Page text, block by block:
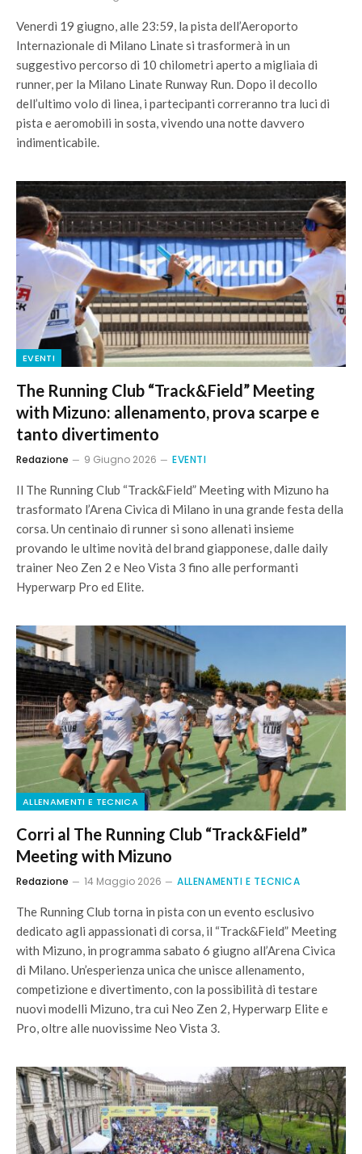
Venerdì 19 giugno, alle 23:59, la pista dell’Aeroporto
Internazionale di Milano Linate si trasformerà in un
suggestivo percorso di 10 chilometri aperto a migliaia di
runner, per la Milano Linate Runway Run. Dopo il decollo
dell’ultimo volo di linea, i partecipanti correranno tra luci di
pista e aeromobili in sosta, vivendo una notte davvero
indimenticabile.
EVENTI
The Running Club “Track&Field” Meeting
with Mizuno: allenamento, prova scarpe e
tanto divertimento
Redazione 9 Giugno 2026 EVENTI
Il The Running Club “Track&Field” Meeting with Mizuno ha
trasformato l’Arena Civica di Milano in una grande festa della
corsa. Un centinaio di runner si sono allenati insieme
provando le ultime novità del brand giapponese, dalle daily
trainer Neo Zen 2 e Neo Vista 3 fino alle performanti
Hyperwarp Pro ed Elite.
ALLENAMENTI E TECNICA
Corri al The Running Club “Track&Field”
Meeting with Mizuno
Redazione 14 Maggio 2026 ALLENAMENTI E TECNICA
The Running Club torna in pista con un evento esclusivo
dedicato agli appassionati di corsa, il “Track&Field” Meeting
with Mizuno, in programma sabato 6 giugno all’Arena Civica
di Milano. Un’esperienza unica che unisce allenamento,
competizione e divertimento, con la possibilità di testare
nuovi modelli Mizuno, tra cui Neo Zen 2, Hyperwarp Elite e
Pro, oltre alle nuovissime Neo Vista 3.